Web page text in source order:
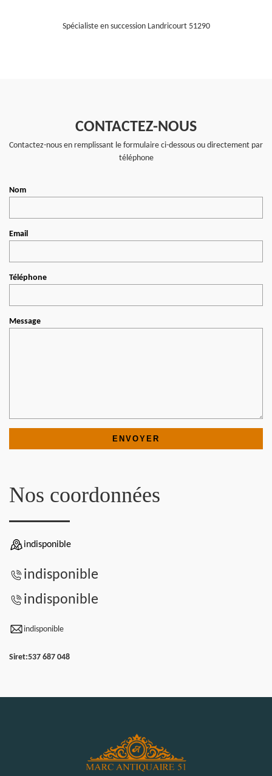
Spécialiste en succession Landricourt 51290
CONTACTEZ-NOUS
Contactez-nous en remplissant le formulaire ci-dessous ou directement par
téléphone
Nom
Email
Téléphone
Message
Nos coordonnées
indisponible
indisponible
indisponible
indisponible
Siret:537 687 048